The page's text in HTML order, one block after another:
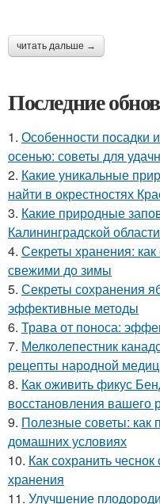
читать дальше →
Последние
1. Особенности посадки
осенью: советы для
2. Какие уникальные
найти в окрестностях
3. Какие природные
Калининградской области
4. Секреты хранения: как
свежими до зимы
5. Секреты сохранения
эффективные методы
6. Трава от поноса:
7. Мелколепестник
рецепты народной
8. Как оживить фикус
восстановления вашего
9. Полезные советы: как
домашних условиях
10. Как сохранить
хранения
11. Улучшение